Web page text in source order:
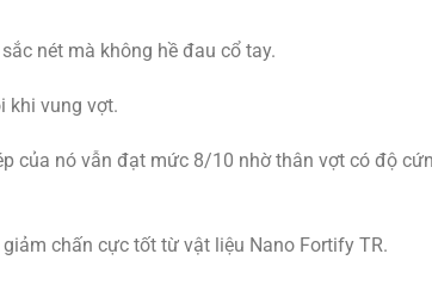
nét mà không hề đau cổ tay.
khi vung vợt.
của nó vẫn đạt mức 8/10 nhờ thân vợt có độ
chấn cực tốt từ vật liệu Nano Fortify TR.